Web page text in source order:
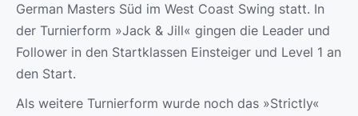
German Masters Süd im West Coast Swing statt. In
der Turnierform »Jack & Jill« gingen die Leader und
Follower in den Startklassen Einsteiger und Level 1 an
den Start.
Als weitere Turnierform wurde noch das »Strictly«